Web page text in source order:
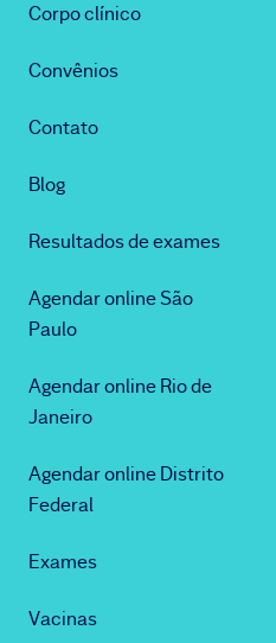
Corpo clínico
Convênios
Contato
Blog
Resultados de exames
Agendar online São
Paulo
Agendar online Rio de
Janeiro
Agendar online Distrito
Federal
Exames
Vacinas